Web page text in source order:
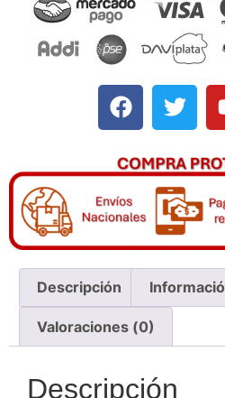
Descripción
Valoraciones (0)
Descripción